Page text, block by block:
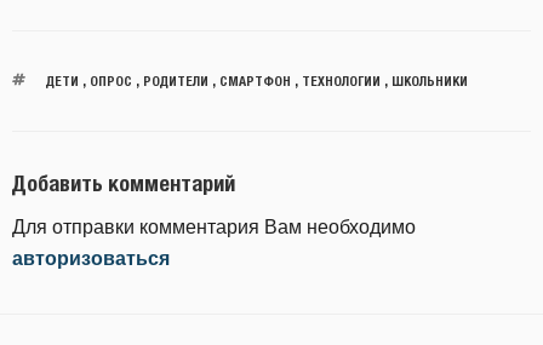
ДЕТИ ОПРОС РОДИТЕЛИ СМАРТФОН ТЕХНОЛОГИИ ШКОЛЬНИКИ
Добавить комментарий
Для отправки комментария Вам необходимо
авторизоваться